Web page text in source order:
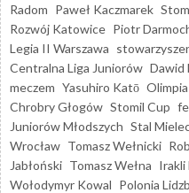
Radom Paweł Kaczmarek
Rozwój Katowice Piotr
Legia II Warszawa
Centralna Liga Juniorów Dawid
meczem Yasuhiro Katō
Chrobry Głogów Stomil Cup
Juniorów Młodszych Stal
Wrocław Tomasz Wełnicki
Jabłoński Tomasz Wełna Irakli
Wołodymyr Kowal Polonia